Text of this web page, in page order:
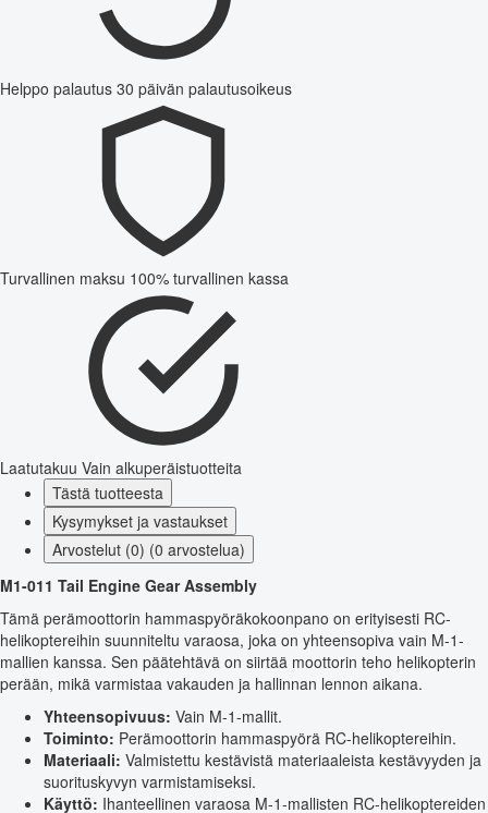
Helppo palautus 30 päivän palautusoikeus
Turvallinen maksu 100% turvallinen kassa
Laatutakuu Vain alkuperäistuotteita
Tästä tuotteesta
Kysymykset ja vastaukset
Arvostelut (0) (0 arvostelua)
M1-011 Tail Engine Gear Assembly
Tämä perämoottorin hammaspyöräkokoonpano on erityisesti RC-
helikoptereihin suunniteltu varaosa, joka on yhteensopiva vain M-1-
mallien kanssa. Sen päätehtävä on siirtää moottorin teho helikopterin
perään, mikä varmistaa vakauden ja hallinnan lennon aikana.
Yhteensopivuus: Vain M-1-mallit.
Toiminto: Perämoottorin hammaspyörä RC-helikoptereihin.
Materiaali: Valmistettu kestävistä materiaaleista kestävyyden ja
suorituskyvyn varmistamiseksi.
Käyttö: Ihanteellinen varaosa M-1-mallisten RC-helikoptereiden